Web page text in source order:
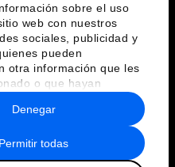
sobre el uso
web con nuestros
sociales, publicidad y
pueden
otra información que les
o que hayan
del uso que haya
Permitir todas
Denegar
y normas de uso